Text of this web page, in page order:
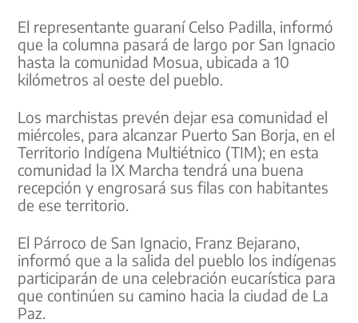
El representante guaraní Celso Padilla, informó
que la columna pasará de largo por San Ignacio
hasta la comunidad Mosua, ubicada a 10
kilómetros al oeste del pueblo.
Los marchistas prevén dejar esa comunidad el
miércoles, para alcanzar Puerto San Borja, en el
Territorio Indígena Multiétnico (TIM); en esta
comunidad la IX Marcha tendrá una buena
recepción y engrosará sus filas con habitantes
de ese territorio.
El Párroco de San Ignacio, Franz Bejarano,
informó que a la salida del pueblo los indígenas
participarán de una celebración eucarística para
que continúen su camino hacia la ciudad de La
Paz.